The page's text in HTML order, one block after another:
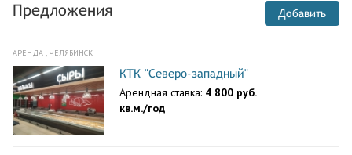
Предложения Добавить
АРЕНДА , ЧЕЛЯБИНСК
КТК "Северо-западный"
Арендная ставка: 4 800 руб.
кв.м./год